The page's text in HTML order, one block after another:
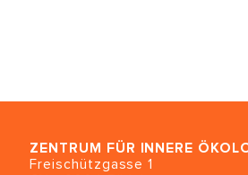
ZENTRUM FÜR INNERE
Freischützgasse 1